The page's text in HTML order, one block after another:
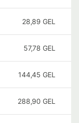
28,89 GEL
57,78 GEL
144,45 GEL
288,90 GEL